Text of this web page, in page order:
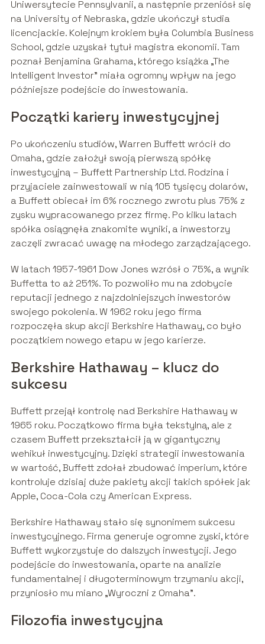
Uniwersytecie Pennsylvanii, a następnie przeniósł się
na University of Nebraska, gdzie ukończył studia
licencjackie. Kolejnym krokiem była Columbia Business
School, gdzie uzyskał tytuł magistra ekonomii. Tam
poznał Benjamina Grahama, którego książka „The
Intelligent Investor” miała ogromny wpływ na jego
późniejsze podejście do inwestowania.
Początki kariery inwestycyjnej
Po ukończeniu studiów, Warren Buffett wrócił do
Omaha, gdzie założył swoją pierwszą spółkę
inwestycyjną – Buffett Partnership Ltd. Rodzina i
przyjaciele zainwestowali w nią 105 tysięcy dolarów,
a Buffett obiecał im 6% rocznego zwrotu plus 75% z
zysku wypracowanego przez firmę. Po kilku latach
spółka osiągnęła znakomite wyniki, a inwestorzy
zaczęli zwracać uwagę na młodego zarządzającego.
W latach 1957-1961 Dow Jones wzrósł o 75%, a wynik
Buffetta to aż 251%. To pozwoliło mu na zdobycie
reputacji jednego z najzdolniejszych inwestorów
swojego pokolenia. W 1962 roku jego firma
rozpoczęła skup akcji Berkshire Hathaway, co było
początkiem nowego etapu w jego karierze.
Berkshire Hathaway – klucz do
sukcesu
Buffett przejął kontrolę nad Berkshire Hathaway w
1965 roku. Początkowo firma była tekstylną, ale z
czasem Buffett przekształcił ją w gigantyczny
wehikuł inwestycyjny. Dzięki strategii inwestowania
w wartość, Buffett zdołał zbudować imperium, które
kontroluje dzisiaj duże pakiety akcji takich spółek jak
Apple, Coca-Cola czy American Express.
Berkshire Hathaway stało się synonimem sukcesu
inwestycyjnego. Firma generuje ogromne zyski, które
Buffett wykorzystuje do dalszych inwestycji. Jego
podejście do inwestowania, oparte na analizie
fundamentalnej i długoterminowym trzymaniu akcji,
przyniosło mu miano „Wyroczni z Omaha”.
Filozofia inwestycyjna